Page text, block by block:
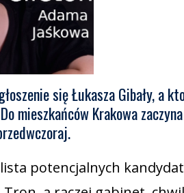
się Łukasza Gibały, a
mieszkańców Krakowa
potencjalnych